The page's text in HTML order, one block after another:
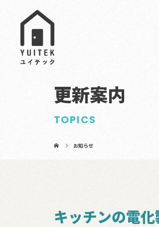
更新案内
TOPICS
お知らせ
キッチンの電